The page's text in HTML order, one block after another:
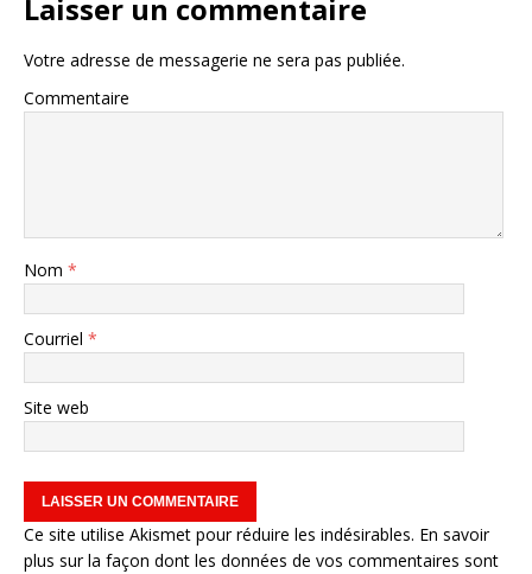
Laisser un commentaire
Votre adresse de messagerie ne sera pas publiée.
Commentaire
Nom *
Courriel *
Site web
Ce site utilise Akismet pour réduire les indésirables. En savoir
plus sur la façon dont les données de vos commentaires sont